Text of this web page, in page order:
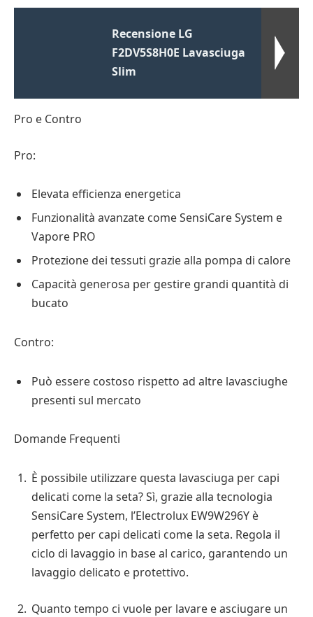
Recensione LG
F2DV5S8H0E Lavasciuga
Slim
Pro e Contro
Pro:
Elevata efficienza energetica
Funzionalità avanzate come SensiCare System e
Vapore PRO
Protezione dei tessuti grazie alla pompa di calore
Capacità generosa per gestire grandi quantità di
bucato
Contro:
Può essere costoso rispetto ad altre lavasciughe
presenti sul mercato
Domande Frequenti
È possibile utilizzare questa lavasciuga per capi
delicati come la seta? Sì, grazie alla tecnologia
SensiCare System, l’Electrolux EW9W296Y è
perfetto per capi delicati come la seta. Regola il
ciclo di lavaggio in base al carico, garantendo un
lavaggio delicato e protettivo.
Quanto tempo ci vuole per lavare e asciugare un